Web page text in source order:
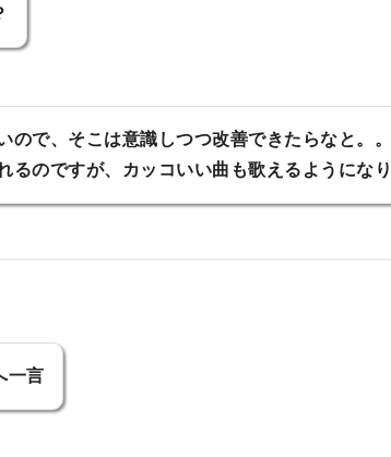
ので、そこは意識しつつ改善できたらなと。
るのですが、カッコいい曲も歌えるようにな
一言